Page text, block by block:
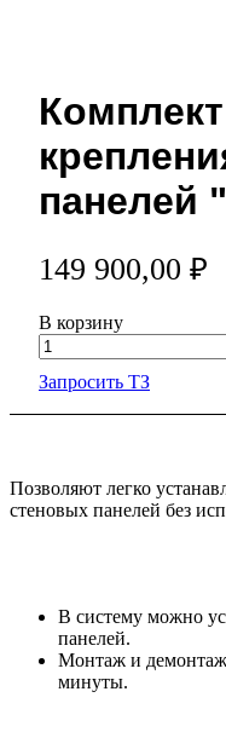
панелей
149 900,00 ₽
В корзину
Запросить ТЗ
Позволяют легко
стеновых панелей без
В систему можно
панелей.
Монтаж и демонтаж
минуты.